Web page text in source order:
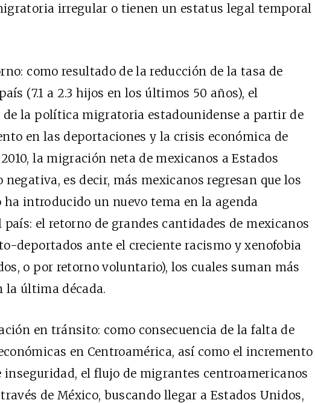
irregular o tienen un estatus legal temporal
como resultado de la reducción de la tasa de
(7.1 a 2.3 hijos en los últimos 50 años), el
la política migratoria estadounidense a partir de
en las deportaciones y la crisis económica de
la migración neta de mexicanos a Estados
negativa, es decir, más mexicanos regresan que los
ha introducido un nuevo tema en la agenda
el retorno de grandes cantidades de mexicanos
deportados ante el creciente racismo y xenofobia
o por retorno voluntario), los cuales suman más
la última década.
en tránsito: como consecuencia de la falta de
en Centroamérica, así como el incremento
inseguridad, el flujo de migrantes centroamericanos
de México, buscando llegar a Estados Unidos,